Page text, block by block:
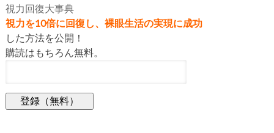
視力回復大事典
視力を10倍に回復し、裸眼生活の実現に成功
した方法を公開！
購読はもちろん無料。